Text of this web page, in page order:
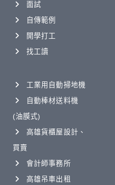
面試
自傳範例
開學打工
找工讀
工業用自動掃地機
自動棒材送料機
(油膜式)
高雄貨櫃屋設計、
買賣
會計師事務所
高雄吊車出租